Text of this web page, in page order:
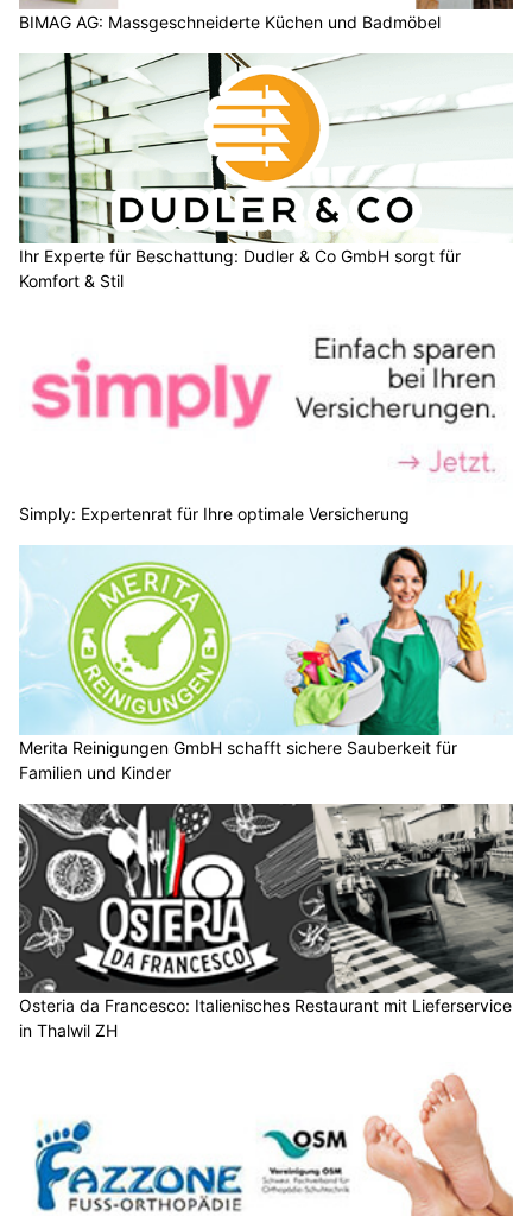
BIMAG AG: Massgeschneiderte Küchen und Badmöbel
Ihr Experte für Beschattung: Dudler & Co GmbH sorgt für
Komfort & Stil
Simply: Expertenrat für Ihre optimale Versicherung
Merita Reinigungen GmbH schafft sichere Sauberkeit für
Familien und Kinder
Osteria da Francesco: Italienisches Restaurant mit Lieferservice
in Thalwil ZH